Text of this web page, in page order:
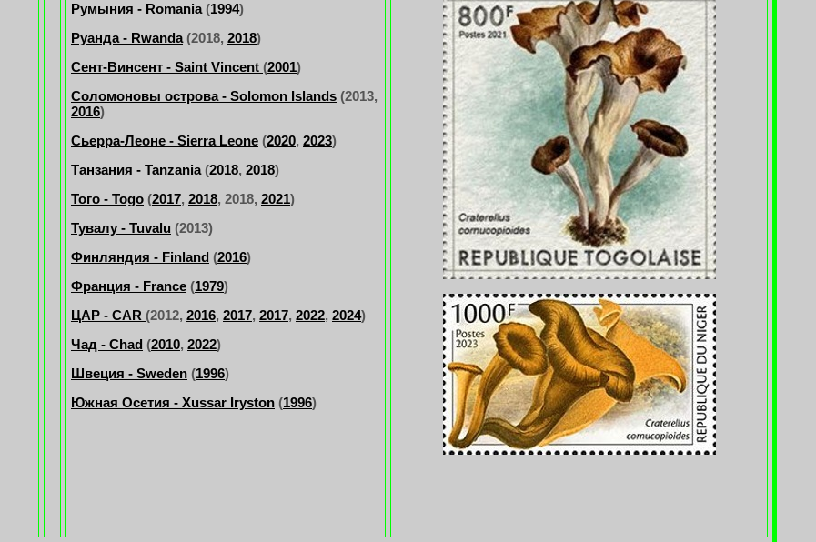
Румыния - Romania(1994)
Руанда - Rwanda(2018, 2018)
Сент-Винсент - Saint Vincent (2001)
Соломоновы острова - Solomon Islands (2013,
2016)
Сьерра-Леоне - Sierra Leone (2020, 2023)
Танзания - Tanzania(2018, 2018)
Того - Togo (2017, 2018, 2018, 2021)
Тувалу - Tuvalu (2013)
Финляндия - Finland (2016)
Франция - France (1979)
ЦАР - CAR (2012, 2016, 2017, 2017, 2022, 2024)
Чад - Chad (2010, 2022)
Швеция - Sweden (1996)
Южная Осетия - Xussar Iryston (1996)